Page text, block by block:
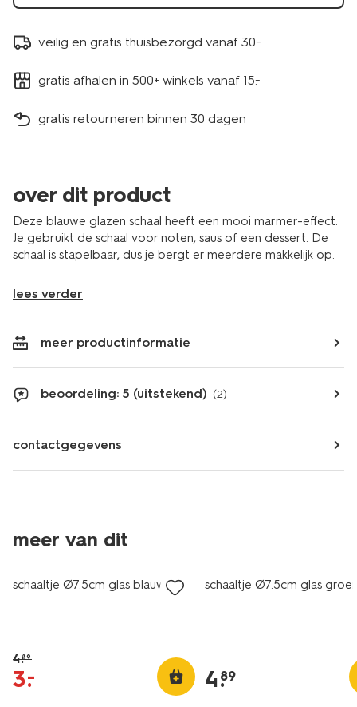
veilig en gratis thuisbezorgd vanaf 30.-
gratis afhalen in 500+ winkels vanaf 15.-
gratis retourneren binnen 30 dagen
over dit product
Deze blauwe glazen schaal heeft een mooi marmer-effect.
Je gebruikt de schaal voor noten, saus of een dessert. De
schaal is stapelbaar, dus je bergt er meerdere makkelijk op.
lees verder
meer productinformatie
beoordeling: 5 (uitstekend) (2)
contactgegevens
meer van dit
sale
schaaltje Ø7.5cm glas blauw
4.89
3.
–
schaaltje Ø7.5cm glas
4.
89